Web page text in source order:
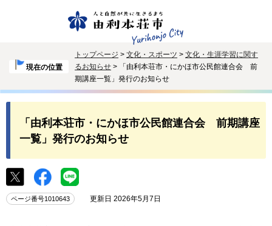
現在の位置
トップページ > 文化・スポーツ > 文化・生涯学習に関す
るお知らせ > 「由利本荘市・にかほ市公民館連合会 前
期講座一覧」発行のお知らせ
「由利本荘市・にかほ市公民館連合会 前期講座
一覧」発行のお知らせ
ページ番号1010643 更新日 2026年5月7日